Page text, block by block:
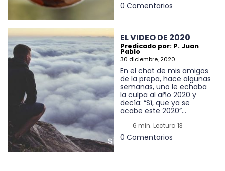
0 Comentarios
EL VIDEO DE 2020
Predicado por: P. Juan
Pablo
30 diciembre, 2020
En el chat de mis amigos
de la prepa, hace algunas
semanas, uno le echaba
la culpa al año 2020 y
decía: “Sí, que ya se
acabe este 2020”...
6 min. Lectura 13
0 Comentarios